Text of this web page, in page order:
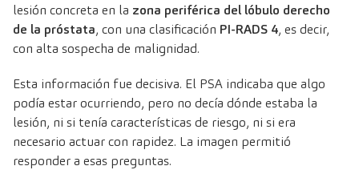
lesión concreta en la zona periférica del lóbulo derecho
de la próstata, con una clasificación PI-RADS 4, es decir,
con alta sospecha de malignidad.
Esta información fue decisiva. El PSA indicaba que algo
podía estar ocurriendo, pero no decía dónde estaba la
lesión, ni si tenía características de riesgo, ni si era
necesario actuar con rapidez. La imagen permitió
responder a esas preguntas.